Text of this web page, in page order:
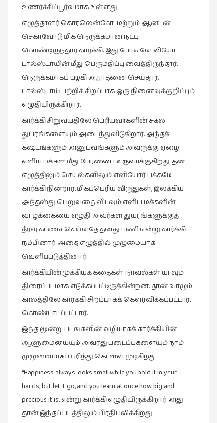
உணர்ச்சிப்பூர்வமாக உள்ளது.
எழுத்தாளர் கொரலென்கோ மற்றும் ஆன்டன்
செகாவோடு மிக நெருக்கமான நட்பு
கொண்டிருந்தார் கார்க்கி. இது போலவே லியோ
டால்ஸ்டாயின் மீது பெருமதிப்பு வைத்திருந்தார்.
நெருக்கமாகப் பழகி ஆராதனை செய்தார்.
டால்ஸ்டாய் பற்றிச் சிறப்பாக ஒரு நினைவுக்குறிப்பும்
எழுதியிருக்கிறார்.
கார்க்கி சிறுவயதிலே பெரியவர்களின் சகல
துயரங்களையும் அடைந்துவிடுகிறார். அந்தக்
கஷ்டங்களும் அனுபவங்களும் அவருக்கு ஏழை
எளிய மக்கள் மீது பேரன்பை உருவாக்குகிறது. தன்
எழுத்திலும் செயல்களிலும் எளியோர் பக்கமே
கார்க்கி நின்றார். மிகப்பெரிய விருதுகள், இலக்கிய
அந்தஸ்து பெறுவதை விடவும் எளிய மக்களின்
வாழ்க்கையை எழுதி அவர்கள் துயரங்களுக்குத்
தீர்வு காணச் செய்வதே தனது பணி என்று கார்க்கி
நம்பினார். அதை எழுத்தில் முழுமையாக
வெளிப்படுத்தினார்.
கார்க்கியின் முக்கியக் கதைகள். நாவல்கள் யாவும்
திரைப்படமாக எடுக்கப்பட்டிருக்கின்றன. தான் வாழும்
காலத்திலே கார்க்கி சிறப்பாகக் கௌரவிக்கப்பட்டார்.
கொண்டாடப்பட்டார்.
இந்த மூன்று படங்களின் வழியாகக் கார்க்கியின்
ஆளுமையையும் அவரது படைப்புகளையும் நாம்
முழுமையாகப் புரிந்து கொள்ள முடிகிறது.
“Happiness always looks small while you hold it in your
hands, but let it go, and you learn at once how big and
precious it is. என்று கார்க்கி எழுதியிருக்கிறார். அது
தான் இந்தப் படத்திலும் பிரதிபலிக்கிறது